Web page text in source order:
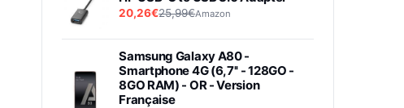
20,26€25,99€Amazon
Samsung Galaxy A80 -
Smartphone 4G (6,7'' - 128GO -
8GO RAM) - OR - Version
Française